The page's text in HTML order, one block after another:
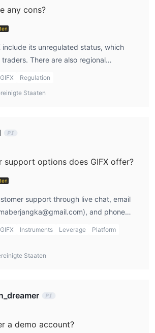
any cons?
include its unregulated status, which
There are also regional
does not provide services to residents
rates and payment methods is not
GIFX
Regulation
Staaten
support options does GIFX offer?
support through live chat, email
and phone
It also has a presence on social media
and Twitter.
GIFX Instruments Leverage
Platform
Staaten
a demo account?